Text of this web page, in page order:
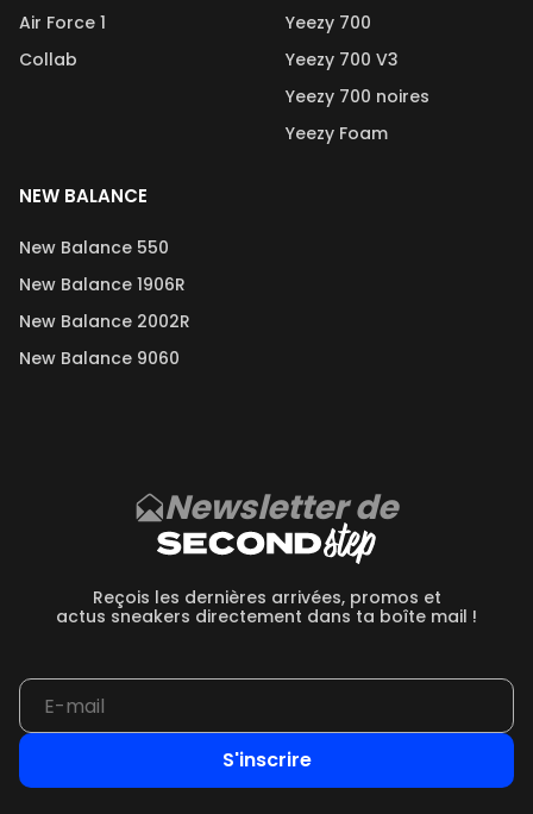
Air Force 1
Collab
Yeezy 700
Yeezy 700 V3
Yeezy 700 noires
Yeezy Foam
NEW BALANCE
New Balance 550
New Balance 1906R
New Balance 2002R
New Balance 9060
Newsletter de
Reçois les dernières arrivées, promos et
actus sneakers directement dans ta boîte mail !
S'inscrire